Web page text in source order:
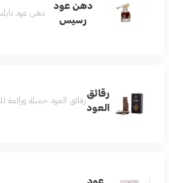
دهن عود
رسيس
دهن عود
رقائق
العود
رقائق العود جميلة ورائعة
عود